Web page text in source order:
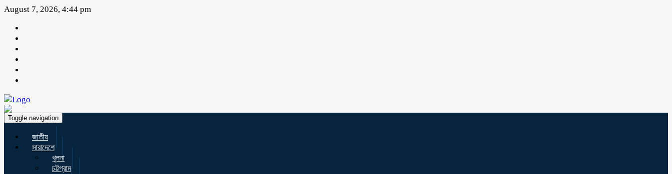
August 7, 2026, 4:44 pm
Toggle navigation
জাতীয়
সারাদেশে
খুলনা
চট্টগ্রাম